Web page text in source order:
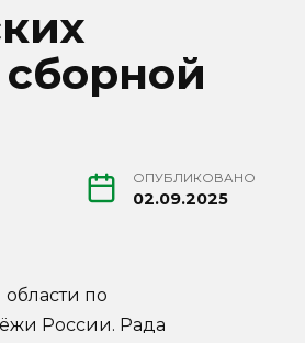
ОПУБЛИКОВАНО
02.09.2025
по
России. Рада